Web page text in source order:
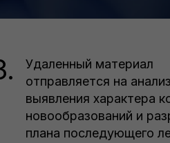
Удаленный материал
отправляется на
выявления характера
новообразований и
плана последующего